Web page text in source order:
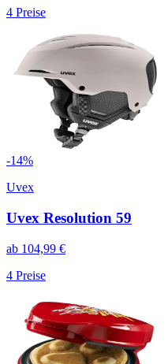
4 Preise
-14%
Uvex
Uvex Resolution 59
ab 104,99 €
4 Preise